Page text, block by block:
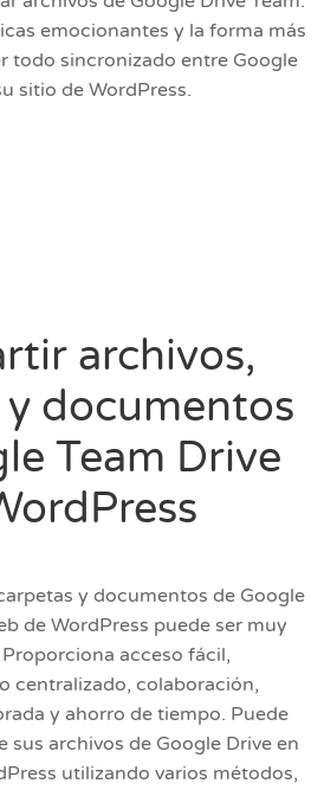
emocionantes y la forma más
todo sincronizado entre Google
sitio de WordPress.
archivos,
documentos
Team Drive
y documentos de Google
de WordPress puede ser muy
acceso fácil,
centralizado, colaboración,
y ahorro de tiempo. Puede
archivos de Google Drive en
utilizando varios métodos,